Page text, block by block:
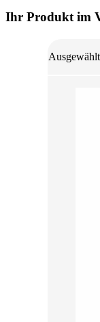
Schirms mit nur
innerhalb einer
Regenschirms.
Ihr Produkt im